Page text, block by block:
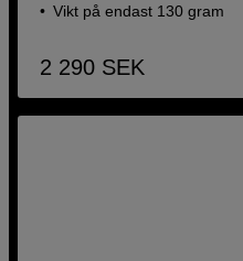
Vikt på endast 130 gram
2 290 SEK